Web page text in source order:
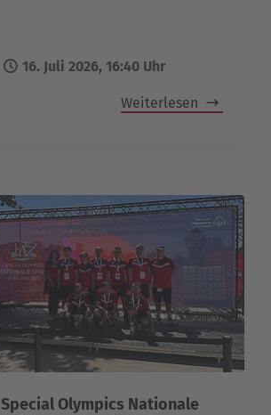
16. Juli 2026, 16:40 Uhr
Weiterlesen
Special Olympics Nationale